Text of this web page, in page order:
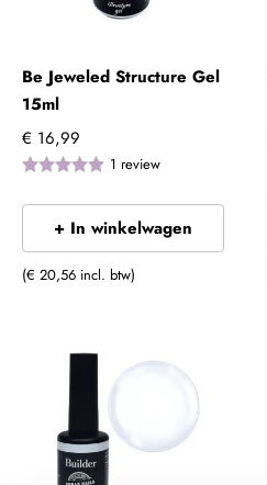
Be Jeweled Structure Gel
15ml
€ 16,99
1 review
+ In winkelwagen
(€ 20,56 incl. btw)